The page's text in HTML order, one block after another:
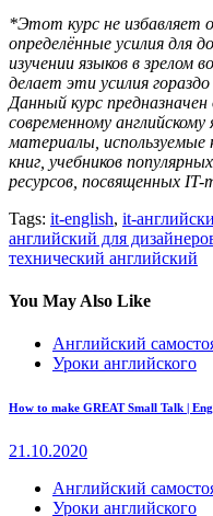
*Этот курс не избавляет
определённые усилия для
изучении языков в зрелом
делает эти усилия
Данный курс
современному
материалы, используемые
книг, учебников
ресурсов, посвященных
Tags: it-english, it-
английский для
технический английский
You May Also Like
Английский
Уроки английского
How to make GREAT Small Talk |
21.10.2020
Английский
Уроки английского